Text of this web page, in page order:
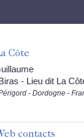
Côte
- Lieu dit La
- Dordogne -
contacts